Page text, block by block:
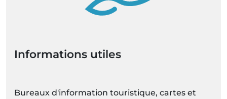
Informations utiles
Bureaux d'information touristique, cartes et